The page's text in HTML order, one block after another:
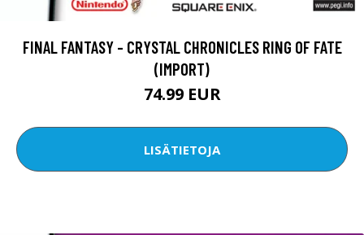
FINAL FANTASY - CRYSTAL CHRONICLES RING OF FATE
(IMPORT)
74.99 EUR
LISÄTIETOJA